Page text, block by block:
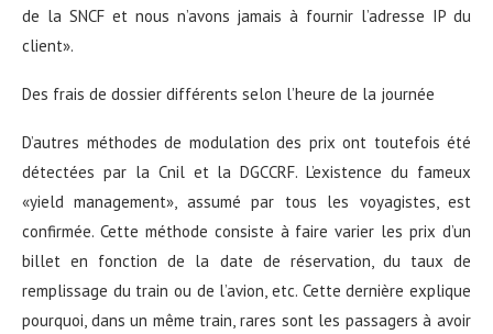
de la SNCF et nous n’avons jamais à fournir l’adresse IP du
client».
Des frais de dossier différents selon l’heure de la journée
D’autres méthodes de modulation des prix ont toutefois été
détectées par la Cnil et la DGCCRF. L’existence du fameux
«yield management», assumé par tous les voyagistes, est
confirmée. Cette méthode consiste à faire varier les prix d’un
billet en fonction de la date de réservation, du taux de
remplissage du train ou de l’avion, etc. Cette dernière explique
pourquoi, dans un même train, rares sont les passagers à avoir